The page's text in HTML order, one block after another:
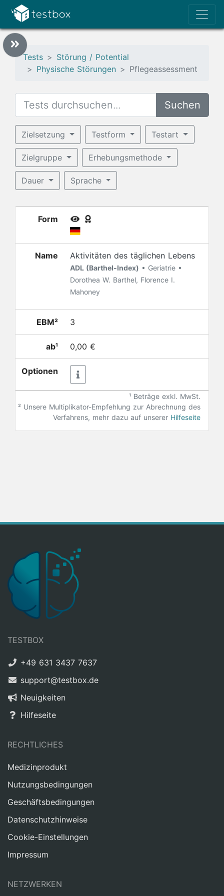
Tests
Störung / Potential
Physische Störungen
Pflegeassessment
Suchen
Zielsetzung Testform Testart
Zielgruppe Erhebungsmethode
Dauer Sprache
Form
Name Aktivitäten des täglichen Lebens
ADL (Barthel-Index) • Geriatrie •
Dorothea W. Barthel, Florence I.
Mahoney
EBM² 3
ab¹ 0,00 €
Optionen
¹ Beträge exkl. MwSt.
² Unsere Multiplikator-Empfehlung zur Abrechnung des
Verfahrens, mehr dazu auf unserer Hilfeseite
TESTBOX
+49 631 3437 7637
support@testbox.de
Neuigkeiten
Hilfeseite
RECHTLICHES
Medizinprodukt
Nutzungsbedingungen
Geschäftsbedingungen
Datenschutzhinweise
Cookie-Einstellungen
Impressum
NETZWERKEN